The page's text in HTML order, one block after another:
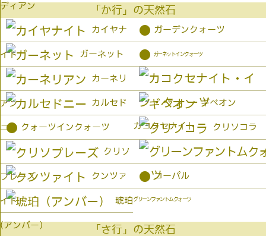
ディアン 「か行」の天然石
カイヤナ
イト
● ガーデンクォーツ
ガーネット ● ガーネットインクォーツ
カーネリ
アン
カコクセナイト
カルセド
ニー
ギベオン
● クォーツインクォーツ クリソコラ
クリソ
プレーズ
グリーンファントムクォーツ
クンツァ
イト
● コーパル
琥珀
(アンバー） 「さ行」の天然石